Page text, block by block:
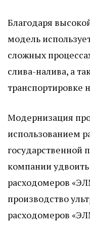
Благодаря
модель
сложных
слива-налива, а
транспортировке
Модернизация
использованием
государственной
компании
расходомеров
производство
расходомеров